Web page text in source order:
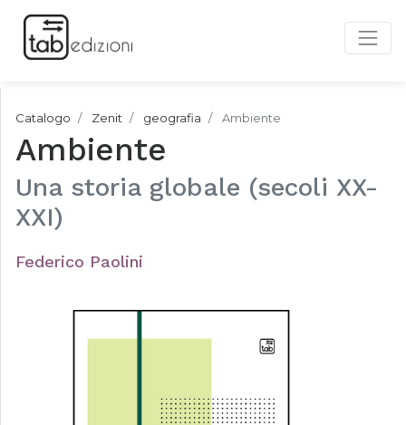
Catalogo Zenit geografia Ambiente
Ambiente
Una storia globale (secoli XX-
XXI)
Federico Paolini